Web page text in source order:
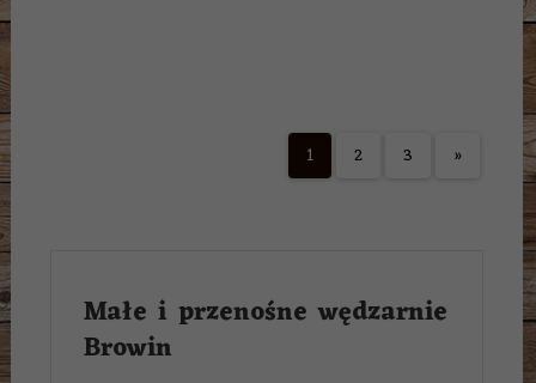
1 2 3 »
Małe i przenośne wędzarnie
Browin